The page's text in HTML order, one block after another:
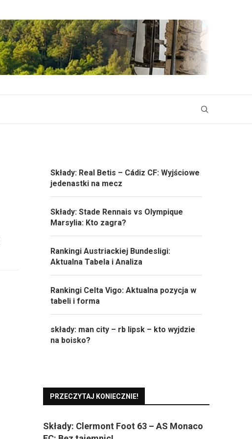
Składy: Real Betis – Cádiz CF: Wyjściowe
jedenastki na mecz
Składy: Stade Rennais vs Olympique
Marsylia: Kto zagra?
Rankingi Austriackiej Bundesligi:
Aktualna Tabela i Analiza
Rankingi Celta Vigo: Aktualna pozycja w
tabeli i forma
składy: man city – rb lipsk – kto wyjdzie
na boisko?
PRZECZYTAJ KONIECZNIE!
Składy: Clermont Foot 63 – AS Monaco